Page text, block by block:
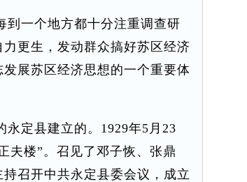
一个地方都十分注重调查研
更生，发动群众搞好苏区经济
展苏区经济思想的一个重要体
定县建立的。1929年5月23
夫楼”。召见了邓子恢、张鼎
召开中共永定县委会议，成立